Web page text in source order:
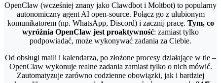
OpenClaw (wcześniej znany jako Clawdbot i Moltbot) to popularny
autonomiczny agent AI open-source. Połącz go z ulubionym
komunikatorem (np. WhatsApp, Discord) i zacznij pracę. Tym, co
wyróżnia OpenClaw jest proaktywność: zamiast tylko
podpowiadać, może wykonywać zadania za Ciebie.
Od obsługi maili i kalendarza, po złożone procesy działające w tle –
OpenClaw wykonuje realne zadania zamiast tylko o nich mówić.
Zautomatyzuje zarówno codzienne obowiązki, jak i bardziej